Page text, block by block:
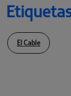
El Cable